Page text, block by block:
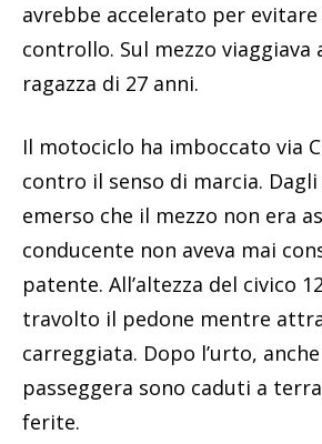
avrebbe accelerato per
controllo. Sul mezzo viaggiava
ragazza di 27 anni.
Il motociclo ha imboccato via
contro il senso di marcia.
emerso che il mezzo non era
conducente non aveva mai
patente. All’altezza del civico
travolto il pedone mentre
carreggiata. Dopo l’urto,
passeggera sono caduti a
ferite.